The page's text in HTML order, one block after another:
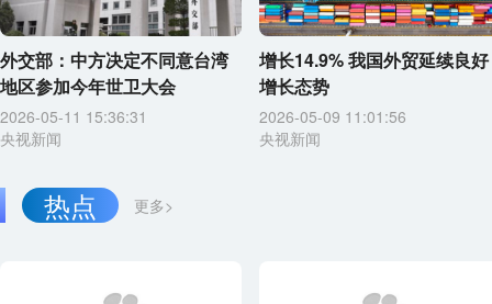
外交部：中方决定不同意台湾
地区参加今年世卫大会
2026-05-11 15:36:31
央视新闻
增长14.9% 我国外贸延续良好
增长态势
2026-05-09 11:01:56
央视新闻
更多>
热点